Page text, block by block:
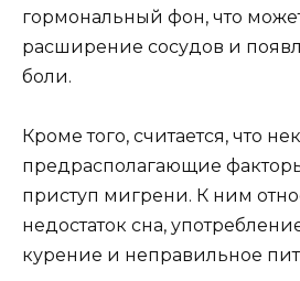
гормональный фон, что
расширение сосудов и
боли.
Кроме того, считается, что
предрасполагающие факторы
приступ мигрени. К ним
недостаток сна,
курение и неправильное